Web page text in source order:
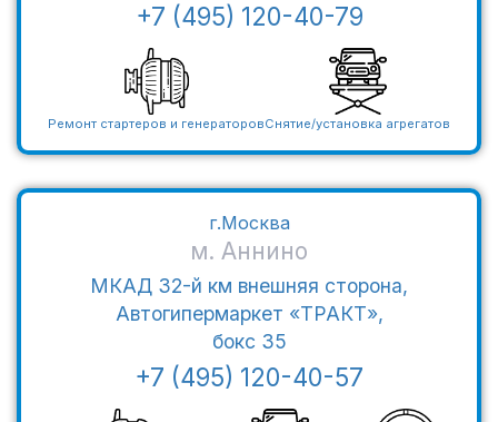
+7 (495) 120-40-79
Ремонт стартеров и генераторовСнятие/установка агрегатов
г.Москва
м. Аннино
МКАД 32-й км внешняя сторона,
Автогипермаркет «ТРАКТ»,
бокс 35
+7 (495) 120-40-57